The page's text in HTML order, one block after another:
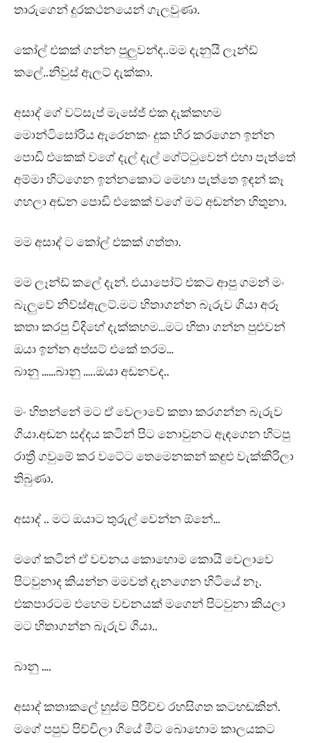
තාරුගෙන් දුරකථනයෙන් ගැලවුණා.
කෝල් එකක් ගන්න පුලුවන්ද..මම දැනුයි ලෑන්ඩ්
කලේ..නිවුස් ඇලට් දැක්කා.
අසාද් ගේ වට්සැප් මැසේජ් එක දැක්කහම
මොන්ටිසෝරිය ඇරෙනකං දුක හිර කරගෙන ඉන්න
පොඩි එකෙක් වගේ දැල් දැල් ගේට්ටුවෙන් එහා පැත්තේ
අම්මා හිටගෙන ඉන්නකොට මෙහා පැත්තෙ ඉඳන් කෑ
ගහලා අඬන පොඩි එකෙක් වගේ මට අඬන්න හිතුනා.
මම අසාද් ට කෝල් එකක් ගත්තා.
මම ලෑන්ඩ් කලේ දැන්. එයාපෝට් එකට ආපු ගමන් මං
බැලුවේ නිව්ස්ඇලට්.මට හිතාගන්න බැරුව ගියා අරූ
කතා කරපු විදිහේ දැක්කහම…මට හිතා ගන්න පුළුවන්
ඔයා ඉන්න අප්සට් එකේ තරම…
බානු ……බානු …..ඔයා අඩනවද..
මං හිතන්නේ මට ඒ වෙලාවේ කතා කරගන්න බැරුව
ගියා.අඬන සද්දය කටින් පිට නොවුනට ඇඳගෙන හිටපු
රාත්‍රී ගවුමේ කර වටේට තෙමෙනකන් කඳුළු වැක්කිරිලා
තිබුණා.
අසාද් .. මට ඔයාට තුරුල් වෙන්න ඕනේ…
මගේ කටින් ඒ වචනය කොහොම කොයි වෙලාවෙ
පිටවුනාද කියන්න මමවත් දැනගෙන හිටියේ නෑ.
එකපාරටම එහෙම වචනයක් මගෙන් පිටවුනා කියලා
මට හිතාගන්න බැරුව ගියා..
බානු ….
අසාද් කතාකලේ හුස්ම පිරිච්ච රහසිගත කටහඬකින්.
මගේ පපුව පිච්චිලා ගියේ මීට බොහොම කාලයකට